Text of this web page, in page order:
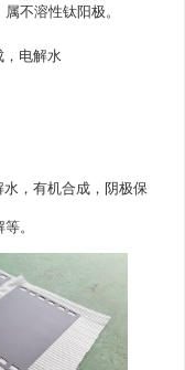
不溶性钛阳极。
，电解水
，有机合成，阴极保
。